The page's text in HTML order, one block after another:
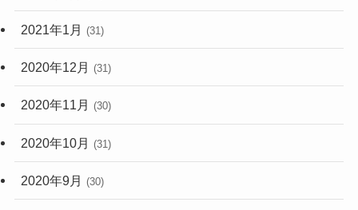
2021年1月 (31)
2020年12月 (31)
2020年11月 (30)
2020年10月 (31)
2020年9月 (30)